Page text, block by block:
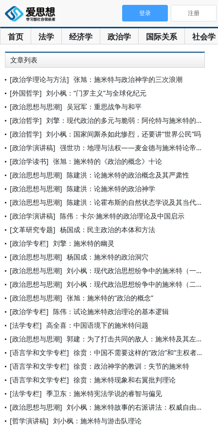
首页 法学 经济学 政治学 国际关系 社会学
登录 注册
文章列表
[政治学理论与方法] 张旭：施米特与政治神学的三次浪潮
[外国哲学] 刘小枫：“门罗主义”与全球化纪元
[政治思想与思潮] 吴冠军：重思战争与和平
[政治哲学] 刘擎：现代政治的多元与脆弱：阿伦特与施米特的观念之争
[政治哲学] 刘小枫：国家间厮杀如此惨烈，还要讲“世界公民”吗
[政治学演讲稿] 强世功：地理与法权——麦金德与施米特论帝国间的冲突
[政治学读书] 张旭：施米特的《政治的概念》十论
[政治思想与思潮] 陈建洪：论施米特的政治概念及其严肃性
[政治思想与思潮] 陈建洪：论施米特的政治神学
[政治思想与思潮] 陈建洪：论霍布斯的自然状态学说及其当代复活形式
[政治学演讲稿] 陈伟：卡尔·施米特的政治理论及中国启示
[文革研究专题] 杨国成：民主政治的本体和方法
[政治学专栏] 刘擎：施米特的幽灵
[政治思想与思潮] 杨国成：施米特的政治洞穴
[政治思想与思潮] 刘小枫：现代政治思想纷争中的施米特（一）
[政治思想与思潮] 刘小枫：现代政治思想纷争中的施米特（二）
[政治思想与思潮] 张旭：施米特的“政治的概念”
[政治学专栏] 陈伟：试论施米特政治理论的基本逻辑
[法学专栏] 高全喜：中国语境下的施米特问题
[政治思想与思潮] 郭建：为了打击共同的敌人：施米特及其左翼盟友
[语言学和文学专栏] 徐贲：中国不需要这样的“政治”和“主权者决断” ：“施米特热
[语言学和文学专栏] 徐贲：政治神学的教训：失节的施米特
[语言学和文学专栏] 徐贲：施米特现象和右翼批判理论
[法学专栏] 季卫东：施米特宪法学说的睿智与偏见
[政治思想与思潮] 刘小枫：施米特故事的右派讲法：权威自由主义？
[哲学演讲稿] 刘小枫：施米特与游击队理论